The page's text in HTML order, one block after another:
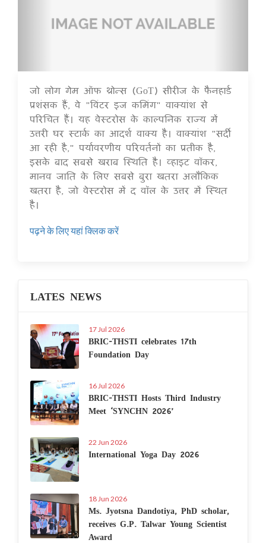
14 Jul 2020
जो लोग गेम ऑफ थ्रोन्स (GoT) सीरीज के फैनहार्ड
प्रशंसक हैं, वे "विंटर इज कमिंग" वाक्यांश से
परिचित हैं। यह वेस्टरोस के काल्पनिक राज्य में
उत्तरी घर स्टार्क का आदर्श वाक्य है। वाक्यांश "सर्दी
आ रही है," पर्यावरणीय परिवर्तनों का प्रतीक है,
इसके बाद सबसे खराब स्थिति है। व्हाइट वॉकर,
मानव जाति के लिए सबसे बुरा खतरा अलौकिक
खतरा है, जो वेस्टरोस में द वॉल के उत्तर में स्थित
है।
पढ़ने के लिए यहां क्लिक करें
LATES NEWS
17 Jul 2026
BRIC-THSTI celebrates 17th
Foundation Day
16 Jul 2026
BRIC-THSTI Hosts Third Industry
Meet ‘SYNCHN 2026’
22 Jun 2026
International Yoga Day 2026
18 Jun 2026
Ms. Jyotsna Dandotiya, PhD scholar,
receives G.P. Talwar Young Scientist
Award